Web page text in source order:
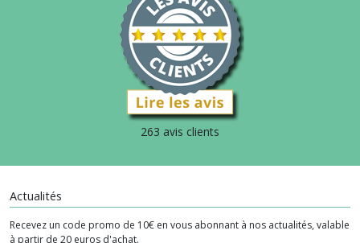
263 avis clients
Actualités
Recevez un code promo de 10€ en vous abonnant à nos actualités, valable
à partir de 20 euros d'achat.